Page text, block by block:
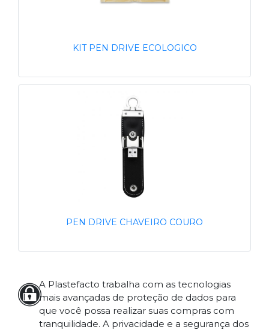
KIT PEN DRIVE ECOLOGICO
PEN DRIVE CHAVEIRO COURO
A Plastefacto trabalha com as tecnologias
mais avançadas de proteção de dados para
que você possa realizar suas compras com
tranquilidade. A privacidade e a segurança dos